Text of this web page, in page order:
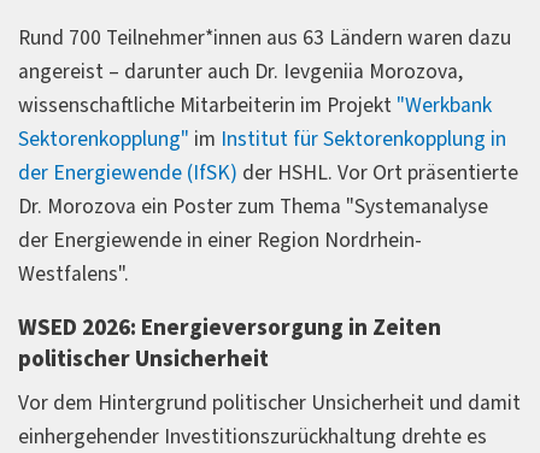
Rund 700 Teilnehmer*innen aus 63 Ländern waren dazu
angereist – darunter auch Dr. Ievgeniia Morozova,
wissenschaftliche Mitarbeiterin im Projekt "Werkbank
Sektorenkopplung" im Institut für Sektorenkopplung in
der Energiewende (IfSK) der HSHL. Vor Ort präsentierte
Dr. Morozova ein Poster zum Thema "Systemanalyse
der Energiewende in einer Region Nordrhein-
Westfalens".
WSED 2026: Energieversorgung in Zeiten
politischer Unsicherheit
Vor dem Hintergrund politischer Unsicherheit und damit
einhergehender Investitionszurückhaltung drehte es